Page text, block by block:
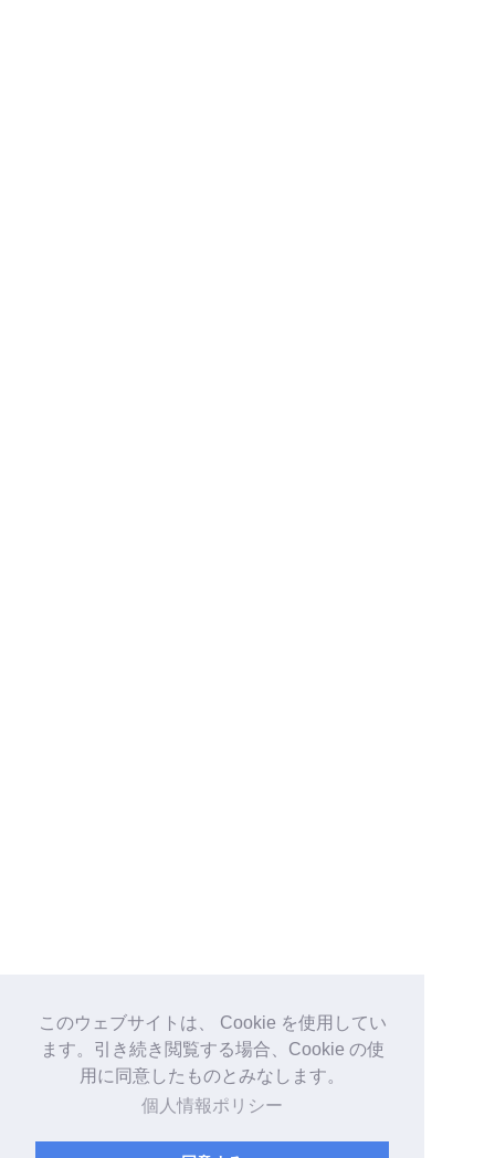
このウェブサイトは、 Cookie を使用してい
ます。引き続き閲覧する場合、Cookie の使
用に同意したものとみなします。
個人情報ポリシー